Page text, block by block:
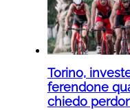
Torino,
ferendone
chiedo